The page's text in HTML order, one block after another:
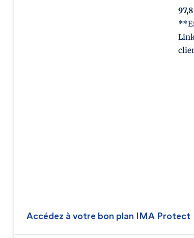
Accédez à votre bon plan IMA Protect